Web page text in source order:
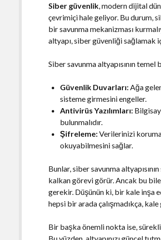
Siber güvenlik, modern dijital
çevrimiçi hale geliyor. Bu durum,
bir savunma mekanizması
altyapı, siber güvenliği sağlamak
Siber savunma altyapısının temel
Güvenlik Duvarları:Ağa
sisteme girmesini engeller.
Antivirüs Yazılımları:
bulunmalıdır.
Şifreleme:Verilerinizi
okuyabilmesini sağlar.
Bunlar, siber savunma
kalkan görevi görür. Ancak bu
gerekir. Düşünün ki, bir kale inşa
hepsi bir arada çalışmadıkça,
Bir başka önemli nokta ise,